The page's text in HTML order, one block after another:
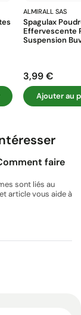
ALMIRALL SAS
Spagulax
Effervescente
Suspension
Prix
3,99 €
Ajouter au
faire
sont liés au
article vous aide à